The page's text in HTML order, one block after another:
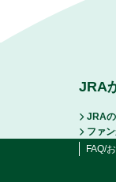
JRA
JRA
ファ
FAQ/